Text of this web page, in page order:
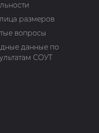
размеров
вопросы
данные по
СОУТ